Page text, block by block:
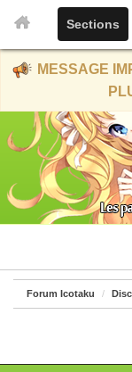
Sections
MESSAGE
Forum Icotaku